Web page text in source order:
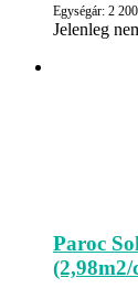
Egységár: 2
Jelenleg
Paroc
(2,98m2/